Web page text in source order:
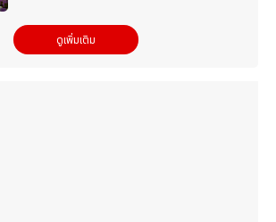
ดูเพิ่มเติม